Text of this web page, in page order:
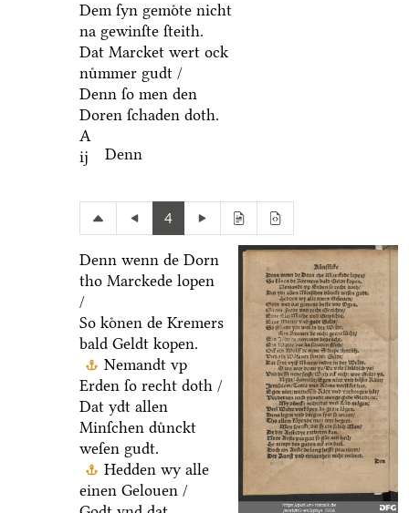
Dem ſyn gemoͤte nicht
na gewinſte ſteith.
Dat Marcket wert ock
nuͤmmer gudt /
Denn ſo men den
Doren ſchaden doth.
A
ij
Denn
4
Denn wenn de Dorn
tho Marckede lopen
/
So koͤnen de Kremers
bald Geldt kopen.
Nemandt vp
Erden ſo recht doth /
Dat ydt allen
Minſchen duͤnckt
weſen gudt.
Hedden wy alle
einen Gelouen /